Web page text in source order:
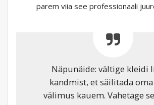
parem viia see professionaali
Näpunäide: vältige kleidi
kandmist, et säilitada
välimus kauem. Vahetage